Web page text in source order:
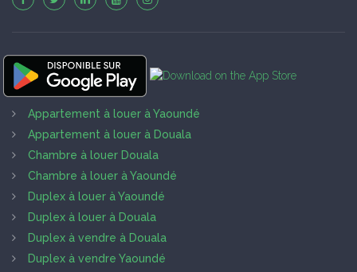
Appartement à louer à Yaoundé
Appartement à louer à Douala
Chambre à louer Douala
Chambre à louer à Yaoundé
Duplex à louer à Yaoundé
Duplex à louer à Douala
Duplex à vendre à Douala
Duplex à vendre Yaoundé